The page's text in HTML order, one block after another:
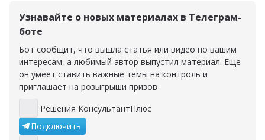
Узнавайте о новых материалах в Телеграм-
боте
Бот сообщит, что вышла статья или видео по вашим
интересам, а любимый автор выпустил материал. Еще
он умеет ставить важные темы на контроль и
приглашает на розыгрыши призов
Решения КонсультантПлюс
Решения КонсультантПлюс
Подключить